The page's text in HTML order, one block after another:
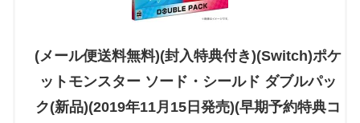
(メール便送料無料)(封入特典付き)(Switch)ポケ
ットモンスター ソード・シールド ダブルパッ
ク(新品)(2019年11月15日発売)(早期予約特典コ